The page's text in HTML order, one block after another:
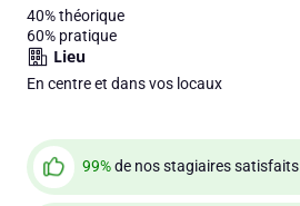
40%théorique
60% pratique
Lieu
En centre et dans vos locaux
99%de nos stagiaires satisfaits